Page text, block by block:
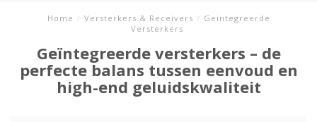
Home / Versterkers & Receivers / Geintegreerde
Versterkers
Geïntegreerde versterkers – de
perfecte balans tussen eenvoud en
high-end geluidskwaliteit